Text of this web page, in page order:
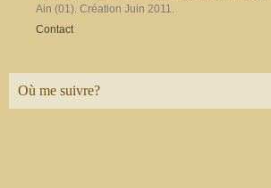
Ain (01). Création Juin 2011.
Contact
Où me suivre?